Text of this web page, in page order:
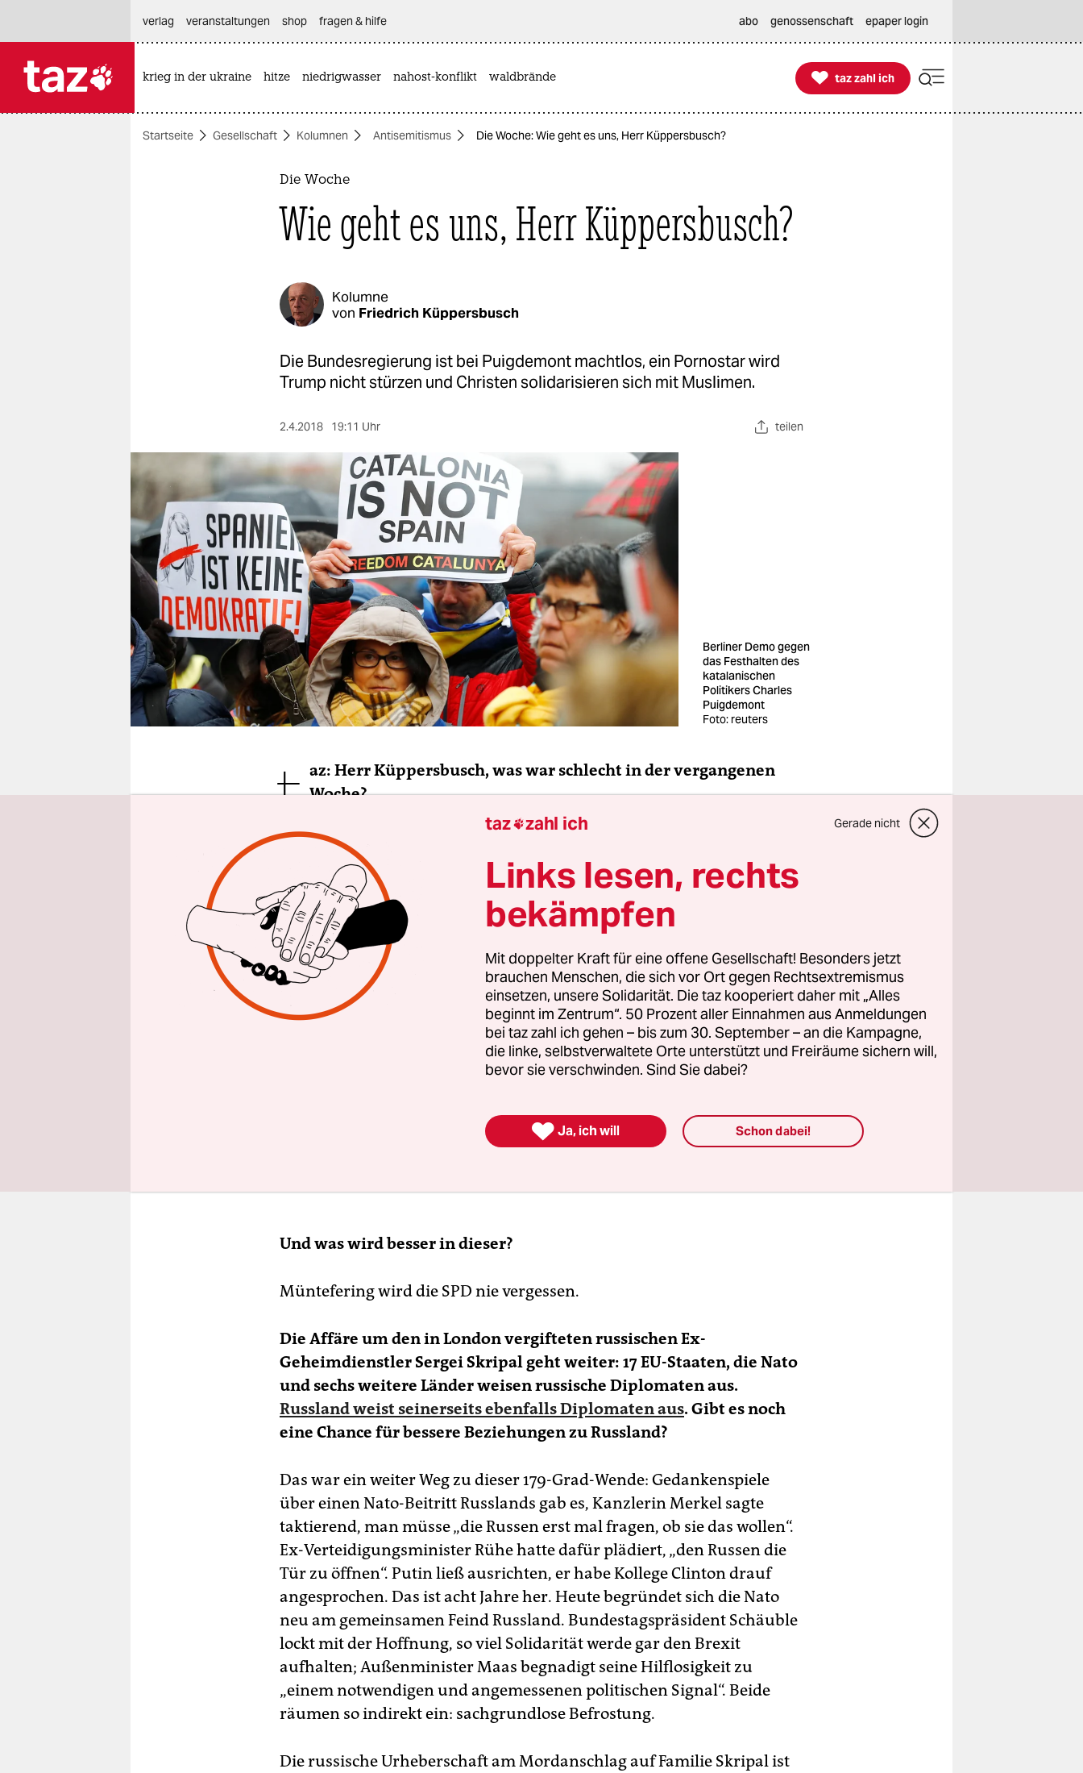
themen
verlag
verlag
veranstaltungen
shop
fragen & hilfe
unterstützen
abo
genossenschaft
epaper login
verlag
veranstaltungen shop fragen & hilfe abo genossenschaft epaper login
krieg in der ukraine hitze niedrigwasser nahost-konflikt waldbrände 
taz zahl ich
taz zahl ich
Startseite Gesellschaft Kolumnen Antisemitismus Die Woche: Wie geht es uns, Herr Küppersbusch?
Die Woche
Wie geht es uns, Herr Küppersbusch?
Kolumne
von Friedrich Küppersbusch
Die Bundesregierung ist bei Puigdemont machtlos, ein Pornostar wird
Trump nicht stürzen und Christen solidarisieren sich mit Muslimen.
2.4.2018 19:11 Uhr teilen
Berliner Demo gegen
das Festhalten des
katalanischen
Politikers Charles
Puigdemont
Foto: reuters
t az: Herr Küppersbusch, was war schlecht in der vergangenen
Woche?
Friedrich Küppersbusch:
Die SPD vergisst Münteferings goldenen
Satz „Die Wirtschaft ist für die Menschen da“. Und nimmt der
Wirtschaft die überflüssigen Menschen ab.
Und was wird besser in dieser?
Müntefering wird die SPD nie vergessen.
Die Affäre um den in London vergifteten russischen Ex-
Geheimdienstler Sergei Skripal geht weiter: 17 EU-Staaten, die Nato
und sechs weitere Länder weisen russische Diplomaten aus.
Russland weist seinerseits ebenfalls Diplomaten aus. Gibt es noch
eine Chance für bessere Beziehungen zu Russland?
Das war ein weiter Weg zu dieser 179-Grad-Wende: Gedankenspiele
über einen Nato-Beitritt Russlands gab es, Kanzlerin Merkel sagte
taktierend, man müsse „die Russen erst mal fragen, ob sie das wollen“.
Ex-Verteidigungsminister Rühe hatte dafür plädiert, „den Russen die
Tür zu öffnen“. Putin ließ ausrichten, er habe Kollege Clinton drauf
angesprochen. Das ist acht Jahre her. Heute begründet sich die Nato
neu am gemeinsamen Feind Russland. Bundestagspräsident Schäuble
lockt mit der Hoffnung, so viel Solidarität werde gar den Brexit
aufhalten; Außenminister Maas begnadigt seine Hilflosigkeit zu
„einem notwendigen und angemessenen politischen Signal“. Beide
räumen so indirekt ein: sachgrundlose Befrostung.
Die russische Urheberschaft am Mordanschlag auf Familie Skripal ist
taz zahl ich Gerade nicht
Links lesen, rechts
bekämpfen
Mit doppelter Kraft für eine offene Gesellschaft! Besonders jetzt
brauchen Menschen, die sich vor Ort gegen Rechtsextremismus
einsetzen, unsere Solidarität. Die taz kooperiert daher mit „Alles
beginnt im Zentrum“. 50 Prozent aller Einnahmen aus Anmeldungen
bei taz zahl ich gehen – bis zum 30. September – an die Kampagne,
die linke, selbstverwaltete Orte unterstützt und Freiräume sichern will,
bevor sie verschwinden. Sind Sie dabei?
 Ja, ich will Schon dabei!